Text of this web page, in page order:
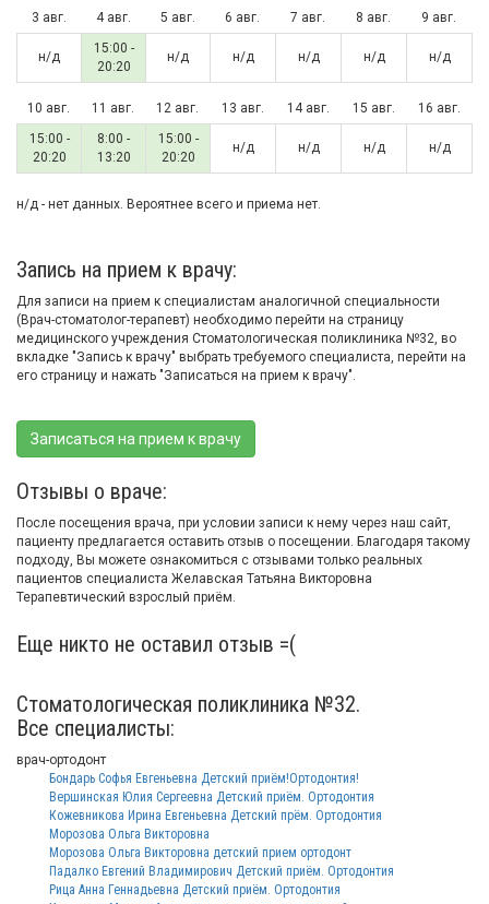
3 авг.
4 авг. 5 авг. 6 авг. 7 авг. 8 авг. 9 авг.
н/д
15:00 -
20:20
н/д н/д н/д н/д н/д
10 авг. 11 авг. 12 авг. 13 авг. 14 авг. 15 авг.
16 авг.
15:00 -
20:20
8:00 -
13:20
15:00 -
20:20
н/д н/д н/д н/д
н/д - нет данных. Вероятнее всего и приема нет.
Запись на прием к врачу:
Для записи на прием к специалистам аналогичной специальности
(Врач-стоматолог-терапевт) необходимо перейти на страницу
медицинского учреждения Стоматологическая поликлиника №32, во
вкладке "Запись к врачу" выбрать требуемого специалиста, перейти на
его страницу и нажать "Записаться на прием к врачу".
Записаться на прием к врачу
Отзывы о враче:
После посещения врача, при условии записи к нему через наш сайт,
пациенту предлагается оставить отзыв о посещении. Благодаря такому
подходу, Вы можете ознакомиться с отзывами только реальных
пациентов специалиста Желавская Татьяна Викторовна
Терапевтический взрослый приём.
Еще никто не оставил отзыв =(
Стоматологическая поликлиника №32.
Все специалисты:
врач-ортодонт
Бондарь Софья Евгеньевна Детский приём!Ортодонтия!
Вершинская Юлия Сергеевна Детский приём. Ортодонтия
Кожевникова Ирина Евгеньевна Детский прём. Ортодонтия
Морозова Ольга Викторовна
Морозова Ольга Викторовна детский прием ортодонт
Падалко Евгений Владимирович Детский приём. Ортодонтия
Рица Анна Геннадьевна Детский приём. Ортодонтия